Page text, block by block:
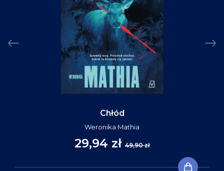
Chłód
Weronika Mathia
29,94 zł 49,90 zł